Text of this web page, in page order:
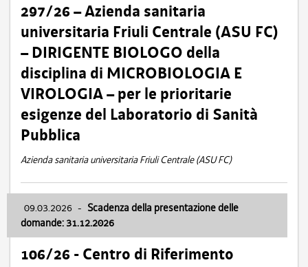
297/26 – Azienda sanitaria
universitaria Friuli Centrale (ASU FC)
– DIRIGENTE BIOLOGO della
disciplina di MICROBIOLOGIA E
VIROLOGIA – per le prioritarie
esigenze del Laboratorio di Sanità
Pubblica
Azienda sanitaria universitaria Friuli Centrale (ASU FC)
09.03.2026 - Scadenza della presentazione delle
domande: 31.12.2026
106/26 - Centro di Riferimento